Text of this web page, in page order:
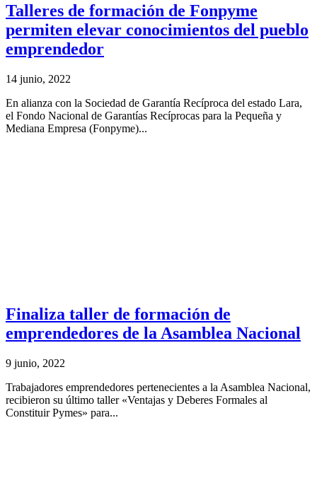
Talleres de formación de Fonpyme
permiten elevar conocimientos del pueblo
emprendedor
14 junio, 2022
En alianza con la Sociedad de Garantía Recíproca del estado Lara,
el Fondo Nacional de Garantías Recíprocas para la Pequeña y
Mediana Empresa (Fonpyme)...
Finaliza taller de formación de
emprendedores de la Asamblea Nacional
9 junio, 2022
Trabajadores emprendedores pertenecientes a la Asamblea Nacional,
recibieron su último taller «Ventajas y Deberes Formales al
Constituir Pymes» para...